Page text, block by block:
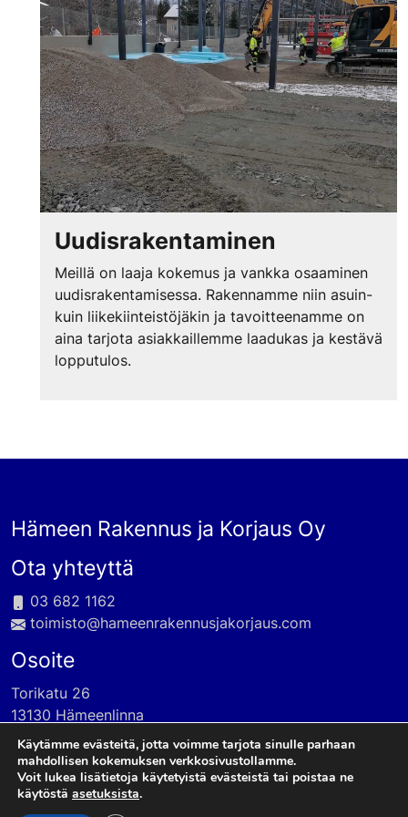
Uudisrakentaminen
Meillä on laaja kokemus ja vankka osaaminen
uudisrakentamisessa. Rakennamme niin asuin-
kuin liikekiinteistöjäkin ja tavoitteenamme on
aina tarjota asiakkaillemme laadukas ja kestävä
lopputulos.
Hämeen Rakennus ja Korjaus Oy
Ota yhteyttä
03 682 1162
toimisto@hameenrakennusjakorjaus.com
Osoite
Torikatu 26
13130 Hämeenlinna
Käytämme evästeitä, jotta voimme tarjota sinulle parhaan
mahdollisen kokemuksen verkkosivustollamme.
Voit lukea lisätietoja käytetyistä evästeistä tai poistaa ne
käytöstä asetuksista.